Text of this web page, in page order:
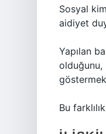
Sosyal
aidiyet
Yapılan
olduğunu,
Bu